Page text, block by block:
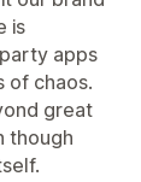
is
apps
of chaos.
great
though